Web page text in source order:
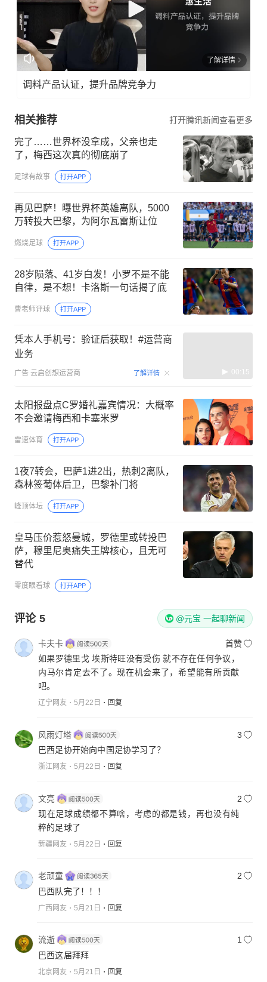
了解详情
调料产品认证，提升品牌竞争力
相关推荐 打开腾讯新闻查看更多
完了……世界杯没拿成，父亲也走
了，梅西这次真的彻底崩了
足球有故事 打开APP
再见巴萨！曝世界杯英雄离队，5000
万转投大巴黎，为阿尔瓦雷斯让位
燃烧足球 打开APP
28岁陨落、41岁白发！小罗不是不能
自律，是不想！卡洛斯一句话揭了底
曹老师评球 打开APP
凭本人手机号：验证后获取！#运营商
业务
广告 云启创想运营商 了解详情 00:15
太阳报盘点C罗婚礼嘉宾情况：大概率
不会邀请梅西和卡塞米罗
雷速体育 打开APP
1夜7转会，巴萨1进2出，热刺2离队，
森林签葡体后卫，巴黎补门将
峰顶体坛 打开APP
皇马压价惹怒曼城，罗德里或转投巴
萨，穆里尼奥痛失王牌核心，且无可
替代
零度眼看球 打开APP
评论 5 @元宝 一起聊新闻
卡夫卡
首赞
如果罗德里戈 埃斯特旺没有受伤 就不存在任何争议，
内马尔肯定去不了。现在机会来了，希望能有所贡献
吧。
辽宁网友 5月22日 回复
风雨灯塔
3
巴西足协开始向中国足协学习了？
浙江网友 5月22日 回复
文亮
2
现在足球成绩都不算啥，考虑的都是钱，再也没有纯
粹的足球了
新疆网友 5月22日 回复
老顽童
2
巴西队完了！！！
广西网友 5月21日 回复
流逝
1
巴西这届拜拜
北京网友 5月21日 回复